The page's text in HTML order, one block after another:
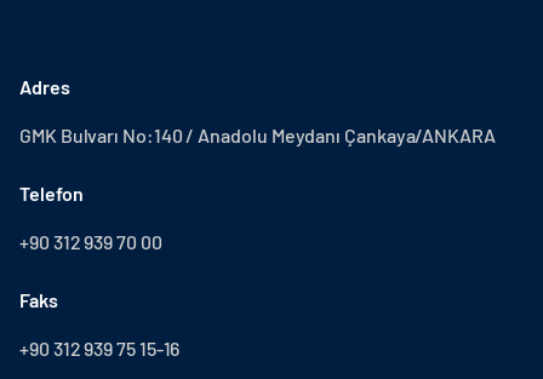
Adres
GMK Bulvarı No:140 / Anadolu Meydanı Çankaya/ANKARA
Telefon
+90 312 939 70 00
Faks
+90 312 939 75 15-16